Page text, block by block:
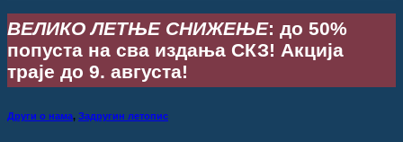
ВЕЛИКО ЛЕТЊЕ СНИЖЕЊЕ: до 50%
попуста на сва издања СКЗ! Акција
траје до 9. августа!
Други о нама, Задругин летопис